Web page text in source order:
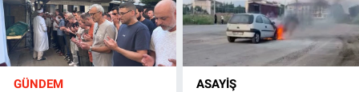
GÜNDEM ASAYİŞ